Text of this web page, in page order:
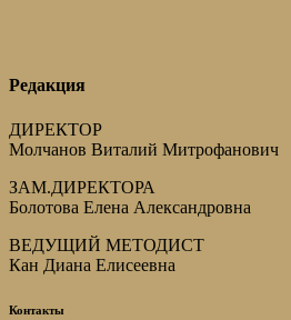
Редакция
ДИРЕКТОР
Молчанов Виталий Митрофанович
ЗАМ.ДИРЕКТОРА
Болотова Елена Александровна
ВЕДУЩИЙ МЕТОДИСТ
Кан Диана Елисеевна
Контакты